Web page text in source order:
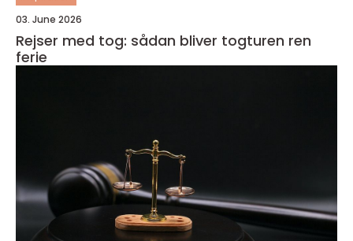
03. June 2026
Rejser med tog: sådan bliver togturen ren
ferie